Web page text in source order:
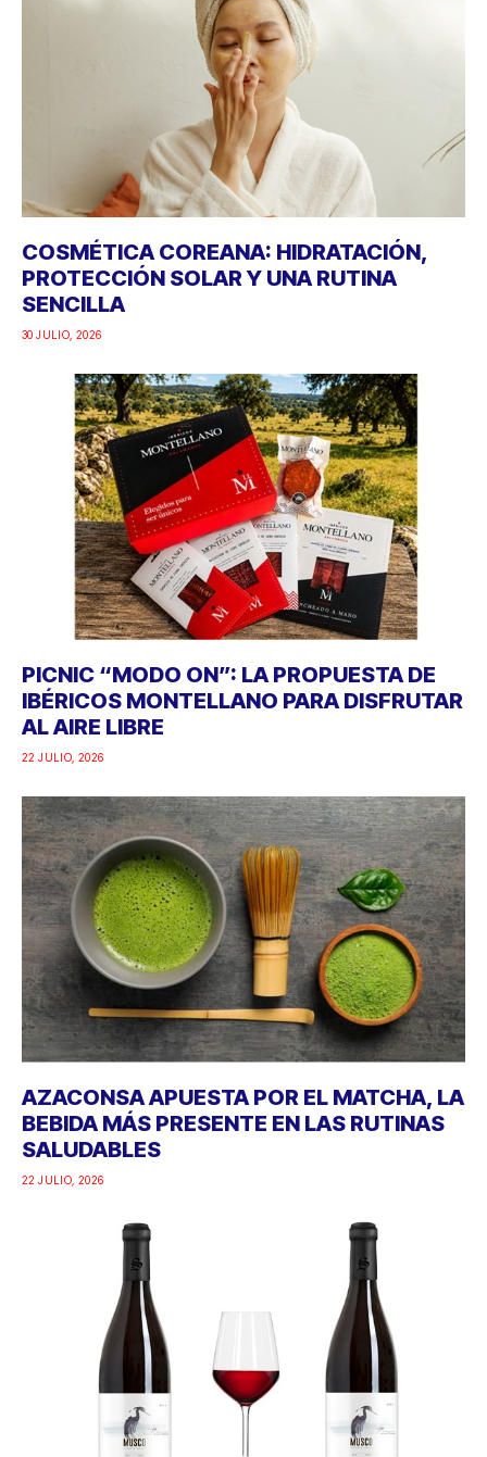
COSMÉTICA COREANA: HIDRATACIÓN,
PROTECCIÓN SOLAR Y UNA RUTINA
SENCILLA
30 JULIO, 2026
PICNIC “MODO ON”: LA PROPUESTA DE
IBÉRICOS MONTELLANO PARA DISFRUTAR
AL AIRE LIBRE
22 JULIO, 2026
AZACONSA APUESTA POR EL MATCHA, LA
BEBIDA MÁS PRESENTE EN LAS RUTINAS
SALUDABLES
22 JULIO, 2026